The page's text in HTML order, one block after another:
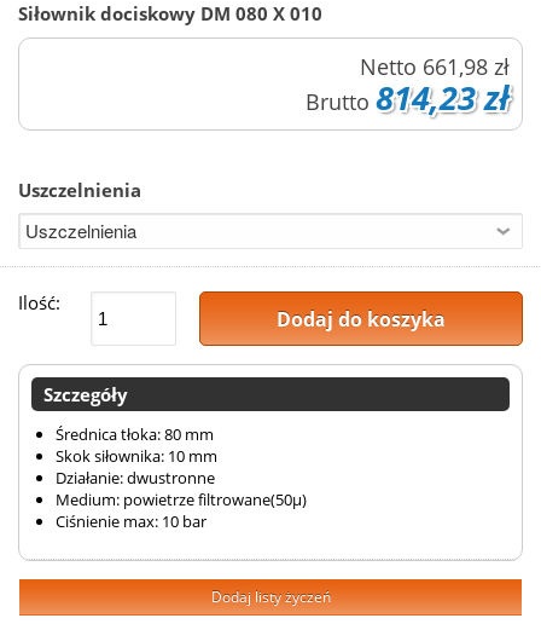
Siłownik dociskowy DM 080 X 010
Netto 661,98 zł
Brutto 814,23 zł
Uszczelnienia
Ilość:
Dodaj do koszyka
Szczegóły
Średnica tłoka: 80 mm
Skok siłownika: 10 mm
Działanie: dwustronne
Medium: powietrze filtrowane(50µ)
Ciśnienie max: 10 bar
Dodaj listy życzeń